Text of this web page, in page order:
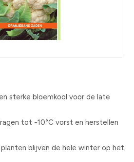
sterke bloemkool voor de late
tot -10°C vorst en herstellen
blijven de hele winter op het